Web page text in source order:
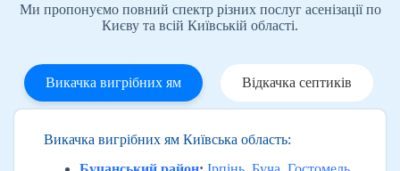
Ми пропонуємо повний спектр різних послуг асенізації по
Києву та всій Київській області.
Викачка вигрібних ям Відкачка септиків
Викачка вигрібних ям Київська область: